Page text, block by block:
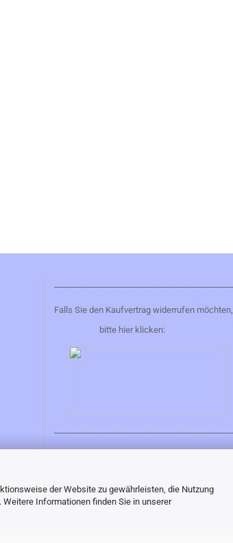
der Website zu gewährleisten, die Nutzung
Informationen finden Sie in unserer
Falls Sie den Kaufvertrag widerrufen möchten,
bitte hier klicken: